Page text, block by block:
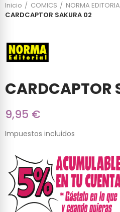
Inicio COMICS
NORMA
CARDCAPTOR SAKURA 02
CARDCAPTOR
9,95 €
Impuestos incluidos